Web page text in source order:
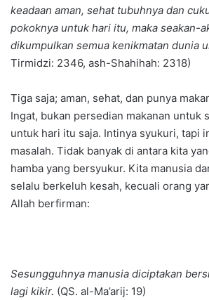
keadaan aman, sehat tubuhnya dan
pokoknya untuk hari itu, maka seakan-
dikumpulkan semua kenikmatan dunia
Tirmidzi: 2346, ash-Shahihah: 2318)
Tiga saja; aman, sehat, dan punya
Ingat, bukan persedian makanan untuk
untuk hari itu saja. Intinya syukuri, tapi
masalah. Tidak banyak di antara kita
hamba yang bersyukur. Kita manusia
selalu berkeluh kesah, kecuali orang
Allah berfirman:
Sesungguhnya manusia diciptakan
lagi kikir. (QS. al-Ma’arij: 19)